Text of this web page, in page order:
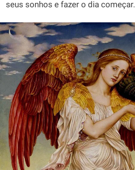
seus sonhos e fazer o dia começar.